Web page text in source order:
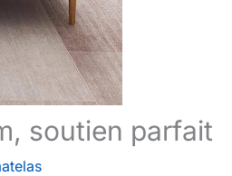
soutien parfait